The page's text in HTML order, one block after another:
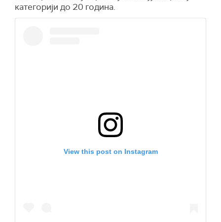
категорији до 20 година.
View this post on Instagram